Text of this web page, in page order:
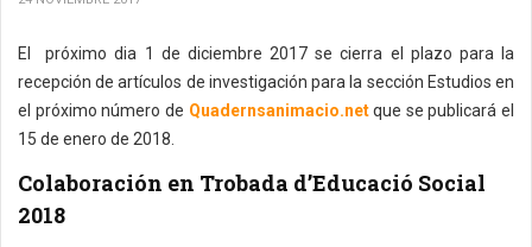
El próximo dia 1 de diciembre 2017 se cierra el plazo para la
recepción de artículos de investigación para la sección Estudios en
el próximo número de Quadernsanimacio.netque se publicará el
15 de enero de 2018.
Colaboración en Trobada d’Educació Social
2018